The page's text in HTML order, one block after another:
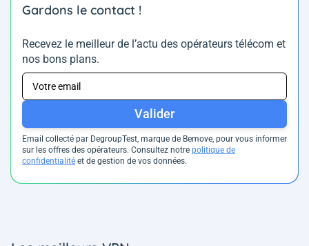
Gardons le contact !
Recevez le meilleur de l’actu des opérateurs télécom et
nos bons plans.
Valider
Email collecté par DegroupTest, marque de Bemove, pour vous informer
sur les offres des opérateurs. Consultez notre politique de
confidentialité et de gestion de vos données.